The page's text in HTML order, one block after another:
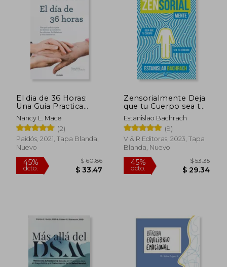
45%
dcto.
45%
dcto.
El dia de 36 Horas:
Una Guia Practica
Para las Familias y
Cuidadoresde
Enfermos de
Alzheimer y Otras
Demencias: Nueva ed.
Nancy L. Mace
(2)
Paidós, 2021, Tapa Blanda,
Nuevo
45%
dcto. $ 33.47
Zensorialmente Deja
que tu Cuerpo sea tu
Cerebro
Estanislao Bachrach
(9)
V & R Editoras, 2023, Tapa
Blanda, Nuevo
45%